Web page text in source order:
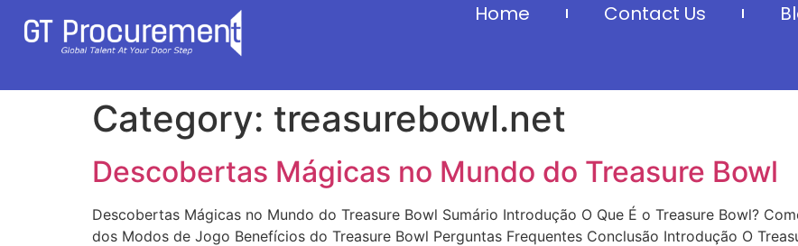
Home Contact Us
Category: treasurebowl.net
Descobertas Mágicas no Mundo do Treasure Bowl
Descobertas Mágicas no Mundo do Treasure Bowl Sumário Introdução O Que É o Treasure Bowl?
dos Modos de Jogo Benefícios do Treasure Bowl Perguntas Frequentes Conclusão Introdução O